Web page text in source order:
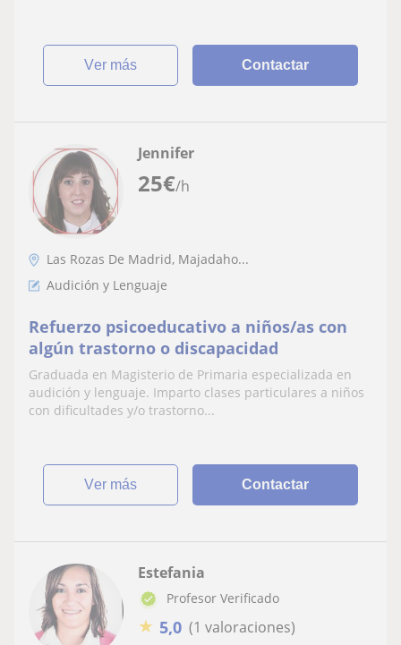
ver más Contactar
25€/h
Jennifer
Las Rozas De Madrid, Majadaho...
Audición y Lenguaje
Refuerzo psicoeducativo a niños/as con
algún trastorno o discapacidad
Graduada en Magisterio de Primaria especializada en
audición y lenguaje. Imparto clases particulares a niños
con dificultades y/o trastorno...
ver más Contactar
Estefania
Profesor Verificado
★ 5,0 (1 valoraciones)